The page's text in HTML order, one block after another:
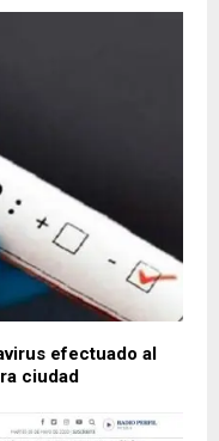
efectuado al
ciudad